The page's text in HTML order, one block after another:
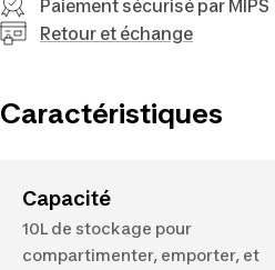
Paiement sécurisé par MIPS
Retour et échange
Caractéristiques
Capacité
10L de stockage pour
compartimenter, emporter, et